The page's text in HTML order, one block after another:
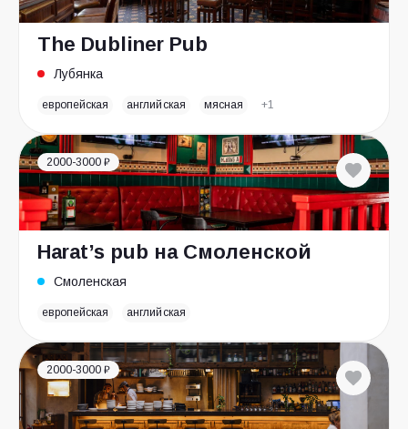
The Dubliner Pub
Лубянка
европейская английская мясная +1
2000-3000 ₽
Harat’s pub на Смоленской
Смоленская
европейская английская
2000-3000 ₽